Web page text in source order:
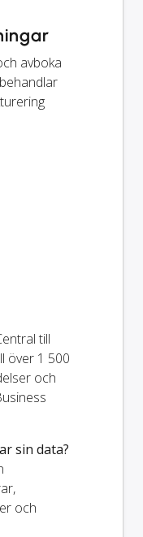
avboka
till
över 1 500
och
sin data?
och